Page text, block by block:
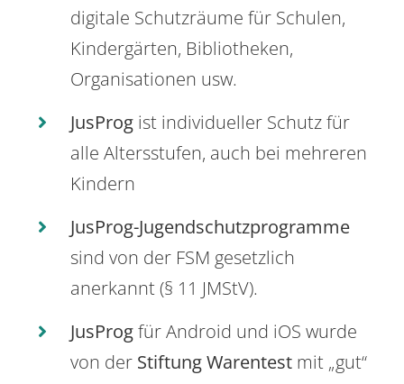
digitale Schutzräume für Schulen,
Kindergärten, Bibliotheken,
Organisationen usw.
JusProg ist individueller Schutz für
alle Altersstufen, auch bei mehreren
Kindern
JusProg-Jugendschutzprogramme
sind von der FSM gesetzlich
anerkannt (§ 11 JMStV).
JusProgfür Android und iOS wurde
von der Stiftung Warentest mit „gut“